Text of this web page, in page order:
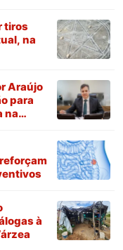
tiros
na
Araújo
para
na
à